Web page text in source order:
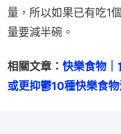
量，所以如果已有吃1
量要減半碗。
相關文章： 快樂食物｜
或更抑鬱10種快樂食